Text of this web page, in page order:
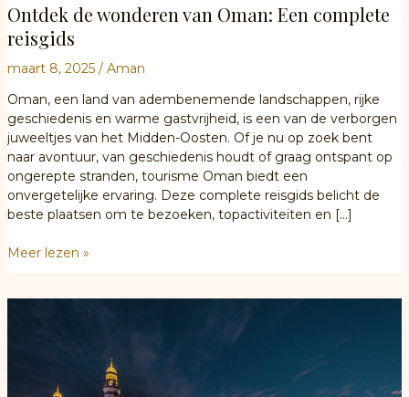
Ontdek de wonderen van Oman: Een complete
reisgids
maart 8, 2025 / Aman
Oman, een land van adembenemende landschappen, rijke
geschiedenis en warme gastvrijheid, is een van de verborgen
juweeltjes van het Midden-Oosten. Of je nu op zoek bent
naar avontuur, van geschiedenis houdt of graag ontspant op
ongerepte stranden, tourisme Oman biedt een
onvergetelijke ervaring. Deze complete reisgids belicht de
beste plaatsen om te bezoeken, topactiviteiten en […]
Ontdek
Meer lezen »